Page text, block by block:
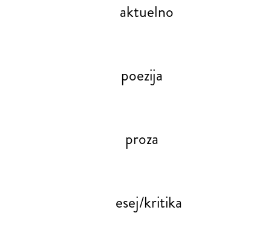
aktuelno
poezija
proza
esej/kritika